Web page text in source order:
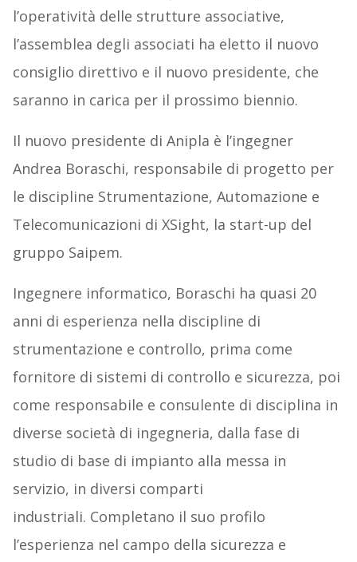
l’operatività delle strutture associative,
l’assemblea degli associati ha eletto il nuovo
consiglio direttivo e il nuovo presidente, che
saranno in carica per il prossimo biennio.
Il nuovo presidente di Anipla è l’ingegner
Andrea Boraschi, responsabile di progetto per
le discipline Strumentazione, Automazione e
Telecomunicazioni di XSight, la start-up del
gruppo Saipem.
Ingegnere informatico, Boraschi ha quasi 20
anni di esperienza nella discipline di
strumentazione e controllo, prima come
fornitore di sistemi di controllo e sicurezza, poi
come responsabile e consulente di disciplina in
diverse società di ingegneria, dalla fase di
studio di base di impianto alla messa in
servizio, in diversi comparti
industriali. Completano il suo profilo
l’esperienza nel campo della sicurezza e